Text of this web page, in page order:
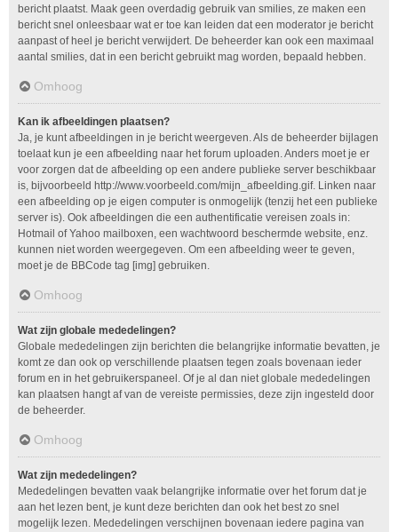
bericht plaatst. Maak geen overdadig gebruik van smilies, ze maken een
bericht snel onleesbaar wat er toe kan leiden dat een moderator je bericht
aanpast of heel je bericht verwijdert. De beheerder kan ook een maximaal
aantal smilies, dat in een bericht gebruikt mag worden, bepaald hebben.
Omhoog
Kan ik afbeeldingen plaatsen?
Ja, je kunt afbeeldingen in je bericht weergeven. Als de beheerder bijlagen
toelaat kun je een afbeelding naar het forum uploaden. Anders moet je er
voor zorgen dat de afbeelding op een andere publieke server beschikbaar
is, bijvoorbeeld http://www.voorbeeld.com/mijn_afbeelding.gif. Linken naar
een afbeelding op je eigen computer is onmogelijk (tenzij het een publieke
server is). Ook afbeeldingen die een authentificatie vereisen zoals in:
Hotmail of Yahoo mailboxen, een wachtwoord beschermde website, enz.
kunnen niet worden weergegeven. Om een afbeelding weer te geven,
moet je de BBCode tag [img] gebruiken.
Omhoog
Wat zijn globale mededelingen?
Globale mededelingen zijn berichten die belangrijke informatie bevatten, je
komt ze dan ook op verschillende plaatsen tegen zoals bovenaan ieder
forum en in het gebruikerspaneel. Of je al dan niet globale mededelingen
kan plaatsen hangt af van de vereiste permissies, deze zijn ingesteld door
de beheerder.
Omhoog
Wat zijn mededelingen?
Mededelingen bevatten vaak belangrijke informatie over het forum dat je
aan het lezen bent, je kunt deze berichten dan ook het best zo snel
mogelijk lezen. Mededelingen verschijnen bovenaan iedere pagina van